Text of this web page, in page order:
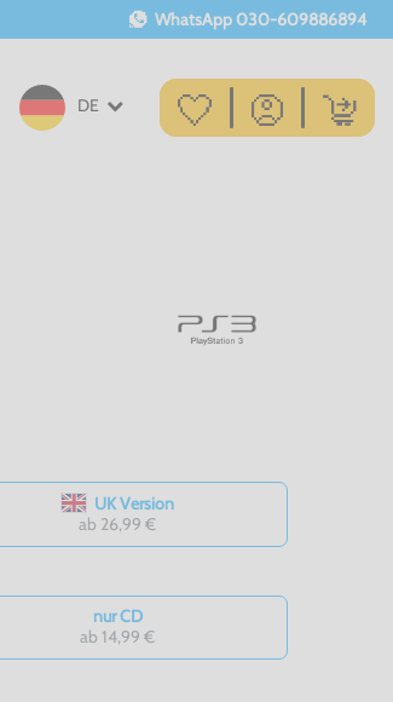
WhatsApp 030-609886894
DE
UK Version
ab 26,99 €
nur CD
ab 14,99 €